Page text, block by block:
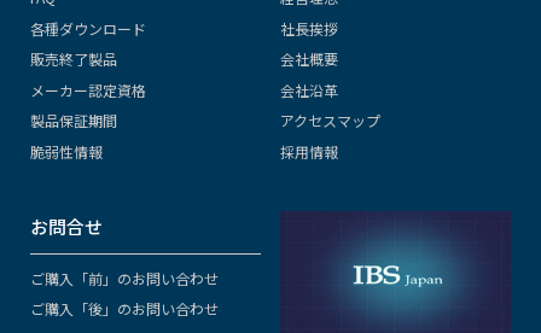
各種ダウンロード
販売終了製品
メーカー認定資格
製品保証期間
脆弱性情報
社長挨拶
会社概要
会社沿革
アクセスマップ
採用情報
お問合せ
ご購入「前」のお問い合わせ
ご購入「後」のお問い合わせ